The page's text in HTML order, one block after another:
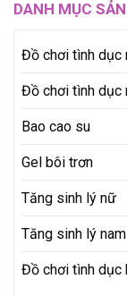
DANH MỤC
Đồ chơi tình dục
Đồ chơi tình dục
Bao cao su
Gel bôi trơn
Tăng sinh lý nữ
Tăng sinh lý nam
Đồ chơi tình dục